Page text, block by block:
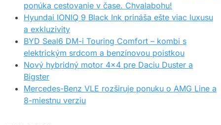
ponúka cestovanie v čase. Chvalabohu!
Hyundai IONIQ 9 Black Ink prináša ešte viac luxusu
a exkluzivity
BYD Seal6 DM-i Touring Comfort – kombi s
elektrickým srdcom a benzínovou poistkou
Nový hybridný motor 4×4 pre Daciu Duster a
Bigster
Mercedes-Benz VLE rozširuje ponuku o AMG Line a
8-miestnu verziu